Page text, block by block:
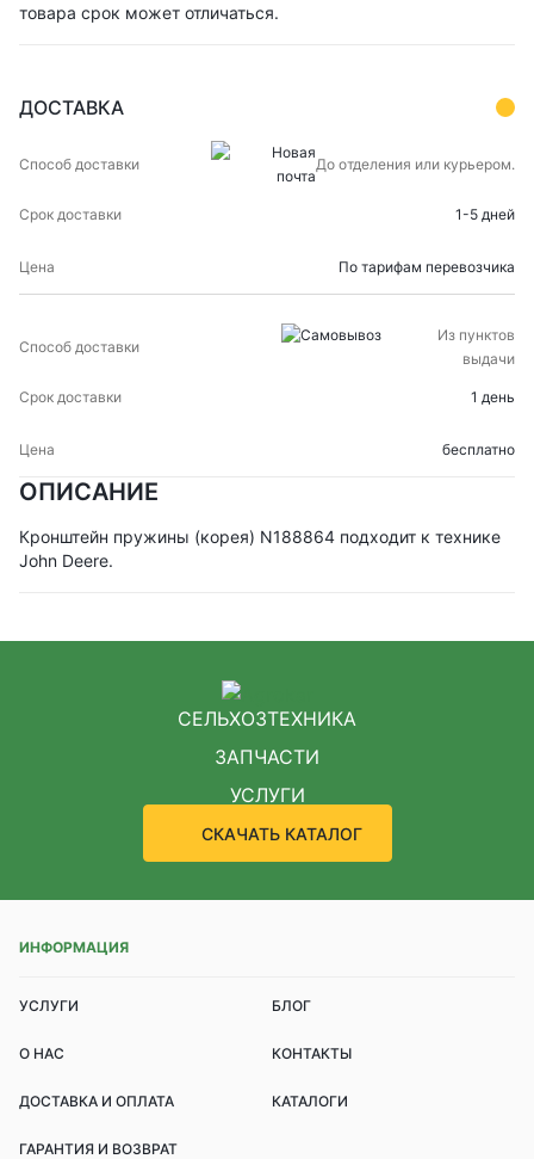
товара срок может отличаться.
ОПИСАНИЕ
Кронштейн пружины (корея) N188864 подходит к технике
John Deere.
ДОСТАВКА
ДОСТАВКИДОСТАВКИ
ЦЕНА До отделения или курьером.
1-5 дней
По тарифам перевозчика
Из пунктов
выдачи
1 день
бесплатно
СЕЛЬХОЗТЕХНИКА
ЗАПЧАСТИ
УСЛУГИ
СКАЧАТЬ КАТАЛОГ
ИНФОРМАЦИЯ
УСЛУГИ БЛОГ
О НАС КОНТАКТЫ
ДОСТАВКА И ОПЛАТА КАТАЛОГИ
ГАРАНТИЯ И ВОЗВРАТ